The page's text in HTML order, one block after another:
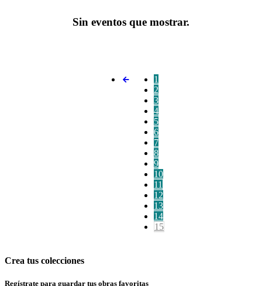
Sin eventos que mostrar.
1
2
3
4
5
6
7
8
9
10
11
12
13
14
15
Crea tus colecciones
Regístrate para guardar tus obras favoritas